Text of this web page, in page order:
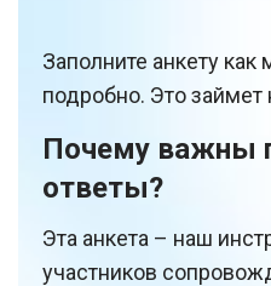
Заполните анкету
подробно. Это займет
Почему важны
ответы?
Эта анкета – наш
участников